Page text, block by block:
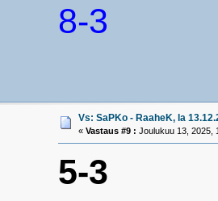
8-3
Vs: SaPKo - RaaheK, la
«Vastaus #9 : Joulukuu 13, 2025,
5-3